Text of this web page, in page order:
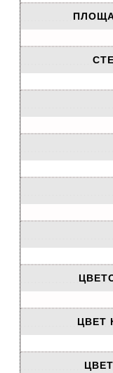
ЦВЕТ